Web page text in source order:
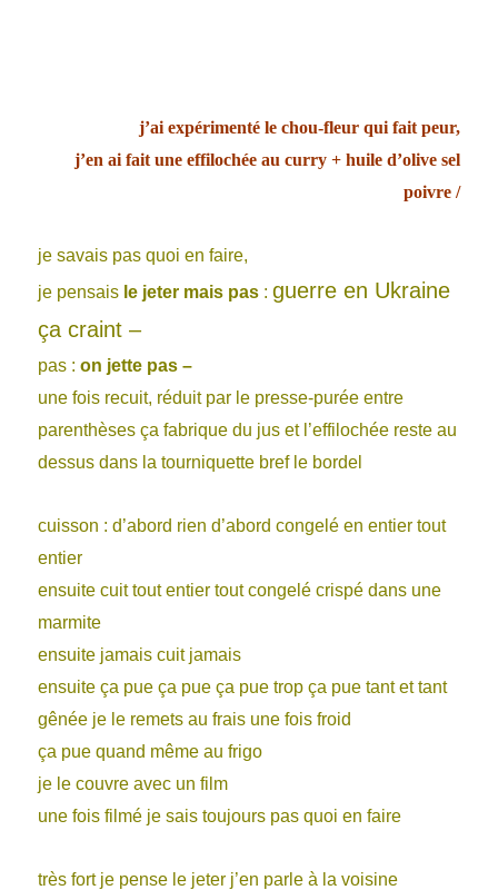
j’ai expérimenté le chou-fleur qui fait peur,
j’en ai fait une effilochée au curry + huile d’olive sel
poivre /
je savais pas quoi en faire,
je pensais le jeter mais pas :guerre en Ukraine
ça craint –
pas :on jette pas –
une fois recuit, réduit par le presse-purée entre
parenthèses ça fabrique du juset l’effilochée reste au
dessus dans la tourniquette bref le bordel
cuisson : d’abord rien d’abord congelé en entier tout
entier
ensuite cuit tout entier tout congelé crispé dans une
marmite
ensuite jamais cuit jamais
ensuite ça pue ça pue ça pue trop ça pue tant et tant
gênée je le remets au frais une fois froid
ça pue quand même au frigo
je le couvre avec un film
une fois filmé je sais toujours pas quoi en faire
très fort je pense le jeter j’en parle à la voisine